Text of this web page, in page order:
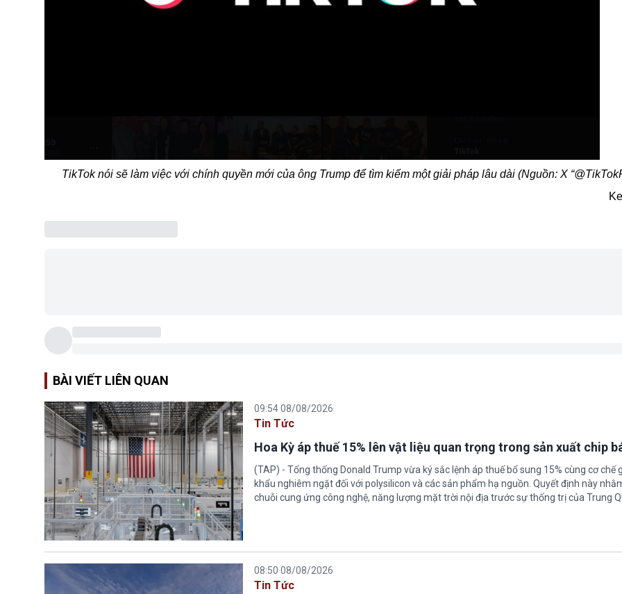
TikTok nói sẽ làm việc với chính quyền mới của ông Trump để tìm kiếm một giải pháp lâu dài (Nguồn: X
BÀI VIẾT LIÊN QUAN
09:54 08/08/2026
Tin Tức
Hoa Kỳ áp thuế 15% lên vật liệu quan trọng trong sản xuất chip
(TAP) - Tổng thống Donald Trump vừa ký sắc lệnh áp thuế bổ sung 15% cùng cơ chế
khẩu nghiêm ngặt đối với polysilicon và các sản phẩm hạ nguồn. Quyết định này
chuỗi cung ứng công nghệ, năng lượng mặt trời nội địa trước sự thống trị của Trung
08:50 08/08/2026
Tin Tức